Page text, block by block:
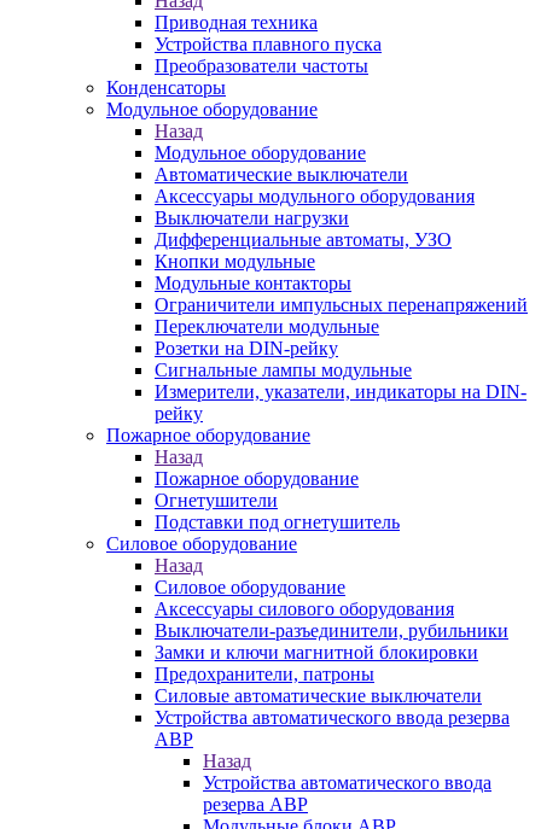
Приводная техника
Устройства плавного пуска
Преобразователи частоты
Конденсаторы
Модульное оборудование
Назад
Модульное оборудование
Автоматические выключатели
Аксессуары модульного оборудования
Выключатели нагрузки
Дифференциальные автоматы, УЗО
Кнопки модульные
Модульные контакторы
Ограничители импульсных перенапряжений
Переключатели модульные
Розетки на DIN-рейку
Сигнальные лампы модульные
Измерители, указатели, индикаторы на DIN-
рейку
Пожарное оборудование
Назад
Пожарное оборудование
Огнетушители
Подставки под огнетушитель
Силовое оборудование
Назад
Силовое оборудование
Аксессуары силового оборудования
Выключатели-разъединители, рубильники
Замки и ключи магнитной блокировки
Предохранители, патроны
Силовые автоматические выключатели
Устройства автоматического ввода резерва
АВР
Назад
Устройства автоматического ввода
резерва АВР